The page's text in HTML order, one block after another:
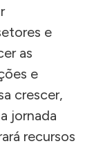
e
as
e
crescer,
jornada
recursos